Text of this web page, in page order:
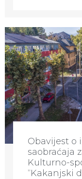
Obavijest o
saobraćaja
Kulturno-
“Kakanjski